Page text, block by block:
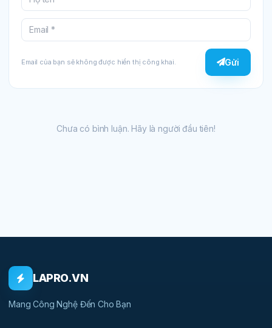
Email của bạn sẽ không được hiển thị công khai. Gửi
Chưa có bình luận. Hãy là người đầu tiên!
LAPRO.VN
Mang Công Nghệ Đến Cho Bạn